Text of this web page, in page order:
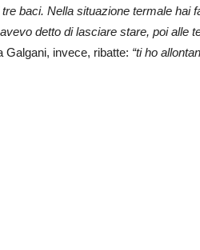
baci. Nella situazione termale hai
detto di lasciare stare, poi alle
Galgani, invece, ribatte: “ti ho